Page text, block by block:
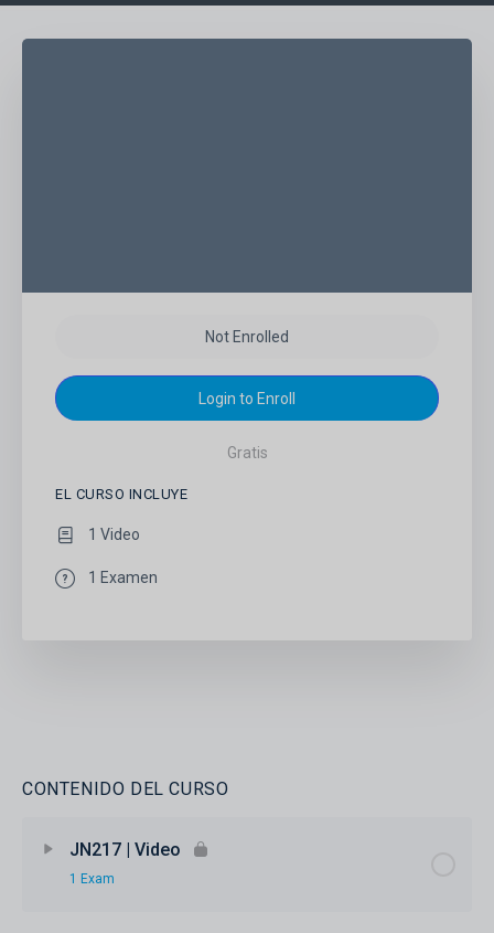
CONTENIDO DEL CURSO
JN217 | Video
1 Exam
Not Enrolled
Login to Enroll
Gratis
EL CURSO INCLUYE
1 Video
1 Examen